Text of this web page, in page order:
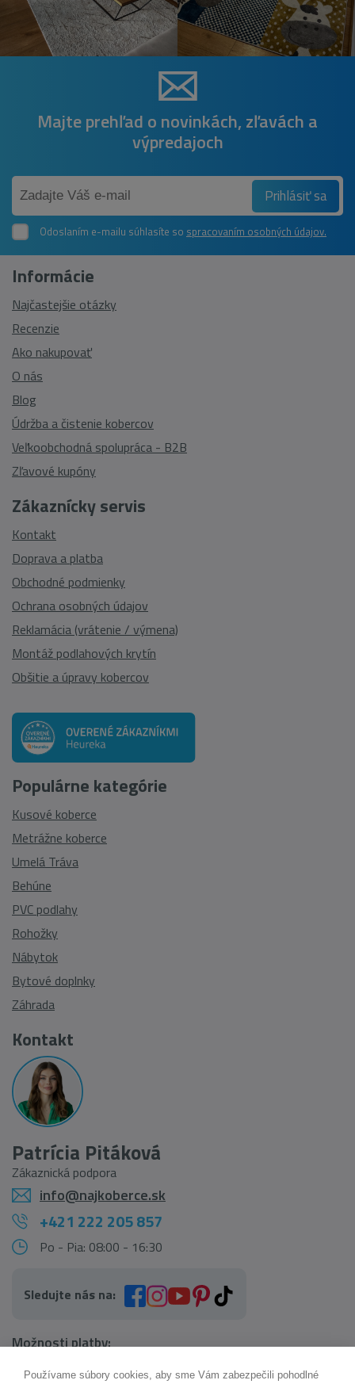
Majte prehľad o novinkách, zľavách a
výpredajoch
Prihlásiť sa
Odoslaním e-mailu súhlasíte so spracovaním osobných údajov.
Zákaznícky servis
Kontakt
Doprava a platba
Obchodné podmienky
Ochrana osobných údajov
Reklamácia (vrátenie / výmena)
Montáž podlahových krytín
Obšitie a úpravy kobercov
Informácie
Najčastejšie otázky
Recenzie
Ako nakupovať
O nás
Blog
Údržba a čistenie kobercov
Veľkoobchodná spolupráca - B2B
Zľavové kupóny
Populárne kategórie
Kusové koberce
Metrážne koberce
Umelá Tráva
Behúne
PVC podlahy
Rohožky
Nábytok
Bytové doplnky
Záhrada
Kontakt
Patrícia Pitáková
Zákaznická podpora
info@najkoberce.sk
+421 222 205 857
Po - Pia: 08:00 - 16:30
Sledujte nás na:
Možnosti platby:
Používame súbory cookies, aby sme Vám zabezpečili pohodlné